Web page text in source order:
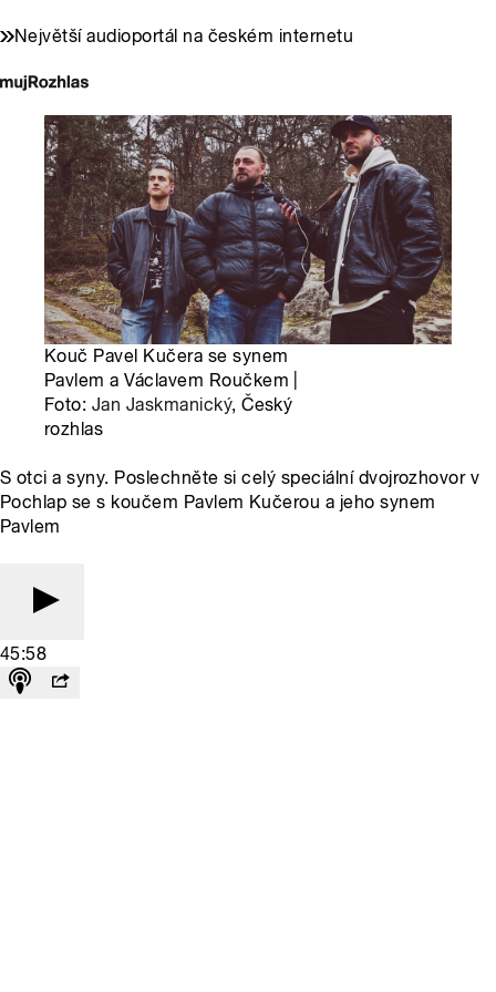
Největší audioportál na českém internetu
Kouč Pavel Kučera se synem
Pavlem a Václavem Roučkem |
Foto: Jan Jaskmanický, Český
rozhlas
S otci a syny. Poslechněte si celý speciální dvojrozhovor v
Pochlap se s koučem Pavlem Kučerou a jeho synem
Pavlem
45:58